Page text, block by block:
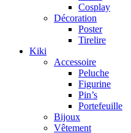
Cosplay
Décoration
Poster
Tirelire
Kiki
Accessoire
Peluche
Figurine
Pin’s
Portefeuille
Bijoux
Vêtement